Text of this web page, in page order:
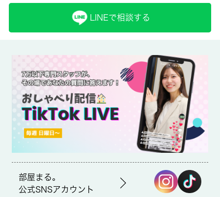
住宅保険料/-
ハウスリーブ株式会社 契約時保証委託料：2.2万/月額保証委託
料：賃料総額の2.2％又は5.5％ ※ペット可は2.5万/2.5％
賃貸区分/契約期間
一般/-
取引形態
備考
LINEで相談する
部屋まる。
公式SNSアカウント